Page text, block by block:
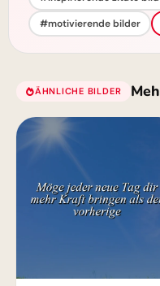
#motivierende bilder
ÄHNLICHE BILDER